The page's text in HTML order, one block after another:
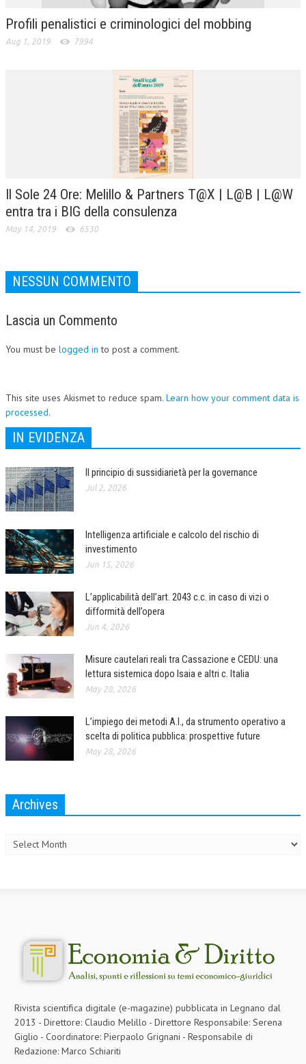
Profili penalistici e criminologici del mobbing
Aug 1, 2019 7994
Il Sole 24 Ore: Melillo & Partners T@X | L@B | L@W
entra tra i BIG della consulenza
May 14, 2019 6530
NESSUN COMMENTO
Lascia un Commento
You must be logged in to post a comment.
This site uses Akismet to reduce spam. Learn how your comment data is
processed.
IN EVIDENZA
Il principio di sussidiarietà per la governance
Jul 2, 2026
Intelligenza artificiale e calcolo del rischio di
investimento
Jun 15, 2026
L’applicabilità dell’art. 2043 c.c. in caso di vizi o
difformità dell’opera
Jun 4, 2026
Misure cautelari reali tra Cassazione e CEDU: una
lettura sistemica dopo Isaia e altri c. Italia
May 28, 2026
L’impiego dei metodi A.I., da strumento operativo a
scelta di politica pubblica: prospettive future
May 28, 2026
Archives
Rivista scientifica digitale (e-magazine) pubblicata in Legnano dal
2013 - Direttore: Claudio Melillo - Direttore Responsabile: Serena
Giglio - Coordinatore: Pierpaolo Grignani - Responsabile di
Redazione: Marco Schiariti